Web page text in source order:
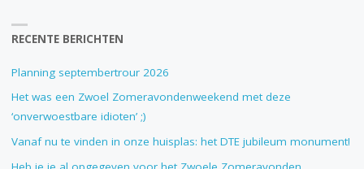
RECENTE BERICHTEN
Planning septembertrour 2026
Het was een Zwoel Zomeravondenweekend met deze
‘onverwoestbare idioten’ ;)
Vanaf nu te vinden in onze huisplas: het DTE jubileum monument!